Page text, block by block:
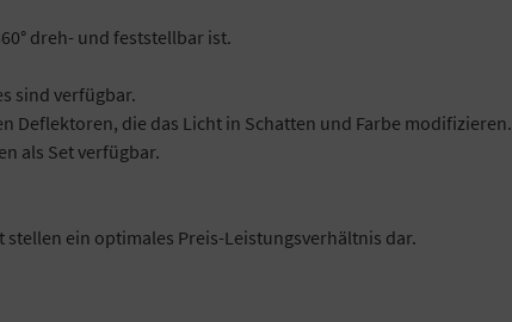
dreh- und feststellbar ist.
sind verfügbar.
Deflektoren, die das Licht in Schatten und Farbe modifizieren.
als Set verfügbar.
ein optimales Preis-Leistungsverhältnis dar.